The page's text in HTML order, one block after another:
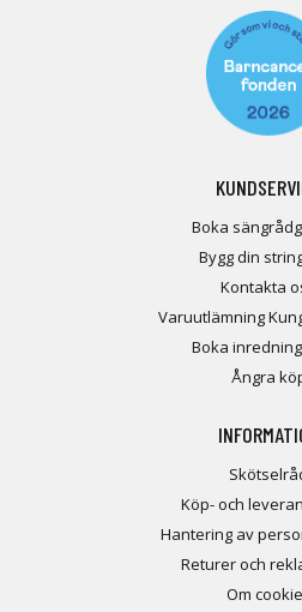
Boka
Bygg din
Kontakta
Varuutlämning
Boka
Ångra
Köp- och
Hantering av
Returer och
Om